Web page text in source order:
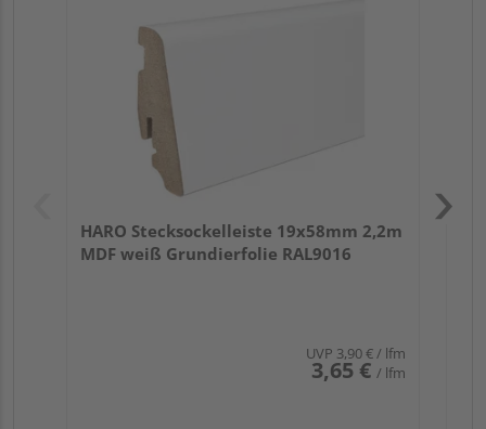
HARO Stecksockelleiste 19x58mm 2,2m
MDF weiß Grundierfolie RAL9016
UVP 3,90 €/ lfm
3,65 € / lfm